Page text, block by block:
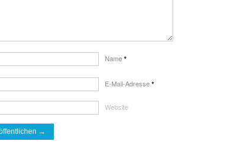
Name *
E-Mail-Adresse *
Website